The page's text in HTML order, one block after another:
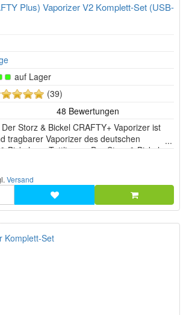
Plus) Vaporizer V2 Komplett-Set (USB-
auf Lager
5
Sternen!
(39)
Storz & Bickel CRAFTY+ Vaporizer ist
tragbarer Vaporizer des deutschen
Bickel aus Tuttlingen. Der Storz & Bickel
vereint die langjährigen Erfahrungen aus
Versand